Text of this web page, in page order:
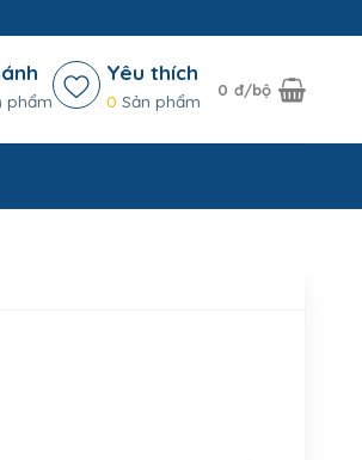
phẩm
Yêu thích
0 Sản phẩm
0 đ/bộ